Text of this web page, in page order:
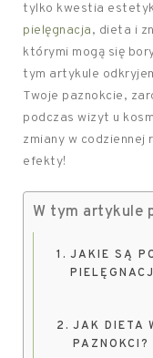
tylko kwestia
pielęgnacja, dieta i
którymi mogą się
tym artykule
Twoje paznokcie,
podczas wizyt u
zmiany w codziennej
efekty!
W tym artykule
JAKIE SĄ
JAK DIETA
PAZNOKCI?